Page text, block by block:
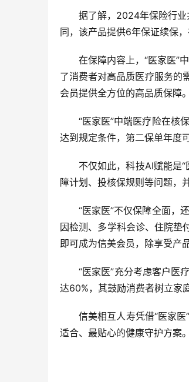
据了解，2024年保险行业
同，该产品提供6年保证续保
在保障内容上，“医家医”
了消费者对高品质医疗服务的
会员提供全方位的高品质保障。
“医家医”中端医疗险在核
达到规定条件，第二保单年度
不仅如此，科技AI赋能是
障计划、投核保规则等问题，
“医家医”不仅保障全面，
因检测、多学科会诊、住院垫
即可成为信美会员，除享受产
“医家医”充分考虑客户医
达60%，其鼓励消费者树立家
信美相互人寿凭借“医家
适合、最贴心的健康守护方案